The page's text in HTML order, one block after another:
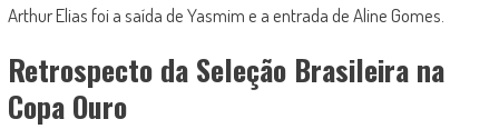
Arthur Elias foi a saída de Yasmim e a entrada de Aline Gomes.
Retrospecto da Seleção Brasileira na
Copa Ouro